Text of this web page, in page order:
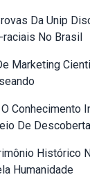
Da Unip
No Brasil
Marketing
Conhecimento
De
Histórico
Humanidade